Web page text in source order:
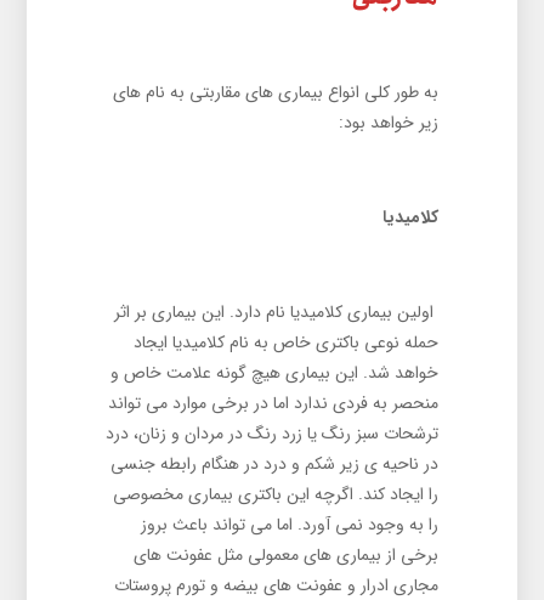
به طور کلی انواع بیماری های مقاربتی به نام های
زیر خواهد بود:
کلامیدیا
اولین بیماری کلامیدیا نام دارد. این بیماری بر اثر
حمله نوعی باکتری خاص به نام کلامیدیا ایجاد
خواهد شد. این بیماری هیچ گونه علامت خاص و
منحصر به فردی ندارد اما در برخی موارد می تواند
ترشحات سبز رنگ یا زرد رنگ در مردان و زنان، درد
در ناحیه ی زیر شکم و درد در هنگام رابطه جنسی
را ایجاد کند. اگرچه این باکتری بیماری مخصوصی
را به وجود نمی آورد. اما می تواند باعث بروز
برخی از بیماری های معمولی مثل عفونت های
مجاری ادرار و عفونت های بیضه و تورم پروستات